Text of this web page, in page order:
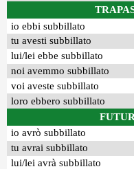
io ebbi subbillato
tu avesti subbillato
lui/lei ebbe subbillato
noi avemmo subbillato
voi aveste subbillato
loro ebbero subbillato
io avrò subbillato
tu avrai subbillato
lui/lei avrà subbillato